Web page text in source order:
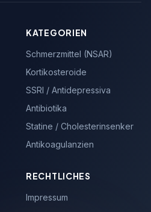
KATEGORIEN
Schmerzmittel (NSAR)
Kortikosteroide
SSRI / Antidepressiva
Antibiotika
Statine / Cholesterinsenker
Antikoagulanzien
RECHTLICHES
Impressum